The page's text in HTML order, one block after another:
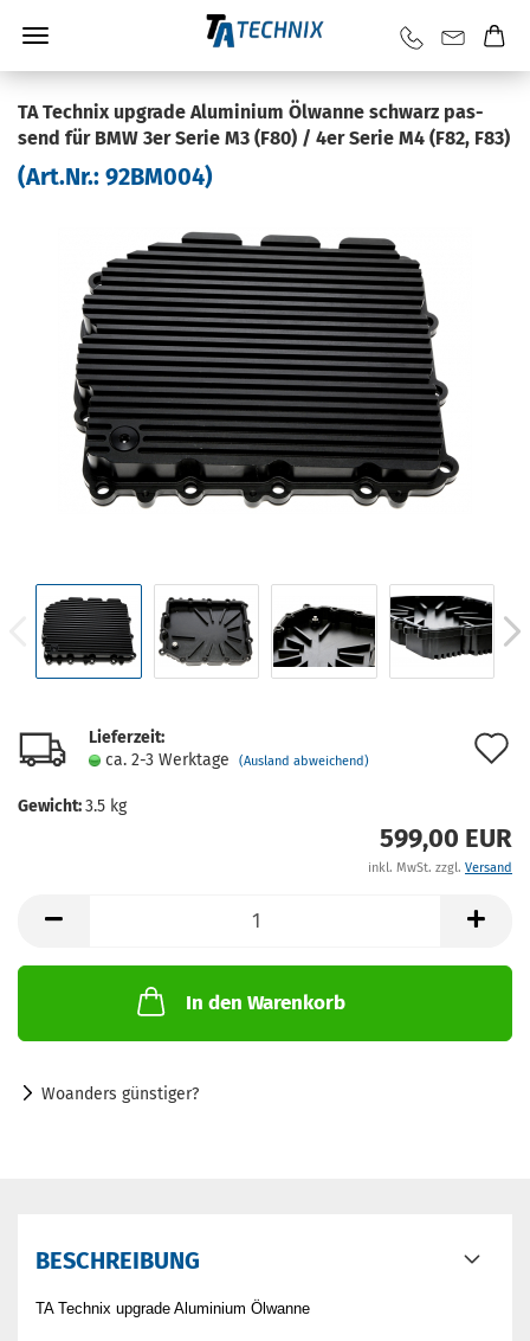
TA Tech­nix up­grade Alu­mi­ni­um Öl­wan­ne schwarz pas­
send für BMW 3er Serie M3 (F80) / 4er Serie M4 (F82, F83)
(Art.Nr.: 92BM004)
Lieferzeit:
ca. 2-3 Werktage
(Ausland abweichend)
Gewicht:3.5 kg
599,00 EUR
inkl. MwSt. zzgl. Versand
In den Warenkorb
Woanders günstiger?
BESCHREIBUNG
TA Technix upgrade Aluminium Ölwanne